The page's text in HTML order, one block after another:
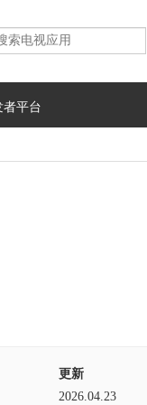
者平台
更新
2026.04.23